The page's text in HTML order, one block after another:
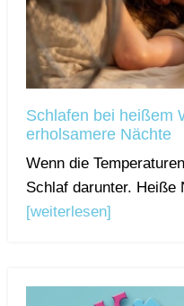
Schlafen bei heißem
erholsamere Nächte
Wenn die
Schlaf darunter. Heiße
[weiterlesen]